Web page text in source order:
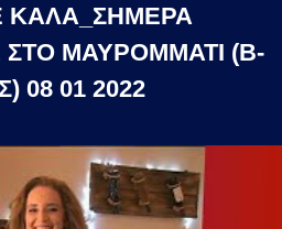
ΚΑΛΑ_ΣΗΜΕΡΑ
ΜΑΥΡΟΜΜΑΤΙ (Β-
08 01 2022